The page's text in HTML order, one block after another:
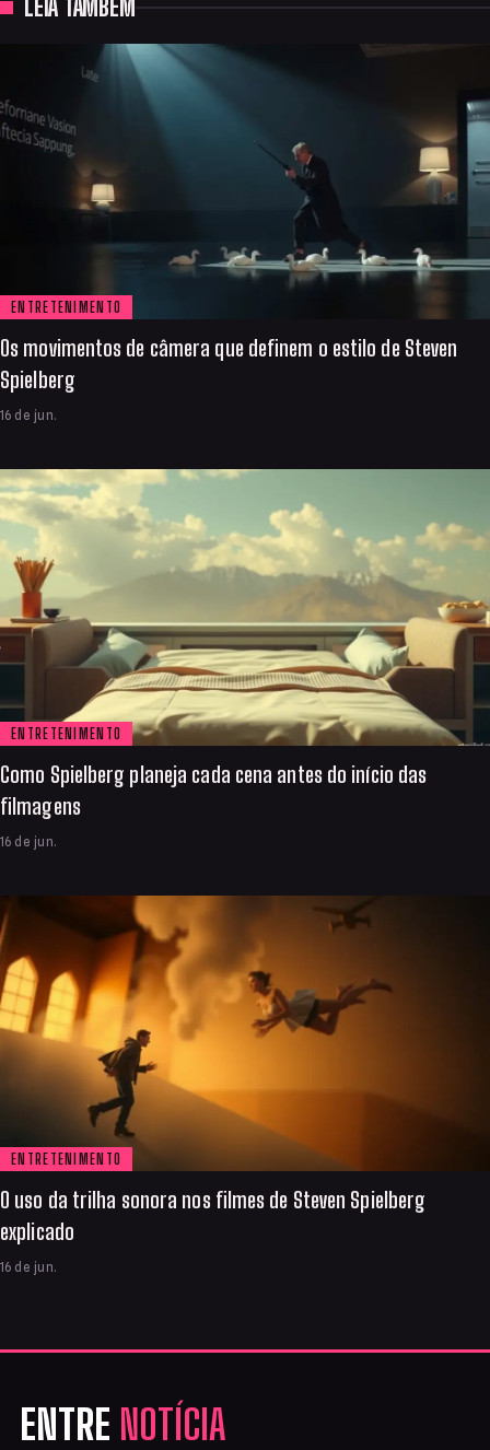
LEIA TAMBÉM
ENTRETENIMENTO
Os movimentos de câmera que definem o estilo de Steven
Spielberg
16 de jun.
ENTRETENIMENTO
Como Spielberg planeja cada cena antes do início das
filmagens
16 de jun.
ENTRETENIMENTO
O uso da trilha sonora nos filmes de Steven Spielberg
explicado
16 de jun.
ENTRE NOTÍCIA